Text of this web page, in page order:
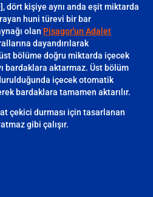
dört kişiye aynı anda eşit miktarda
huni türevi bir bar
olan Pisagor'un Adalet
dayandırılarak
bölüme doğru miktarda içecek
bardaklara aktarmaz. Üst bölüm
içecek otomatik
bardaklara tamamen aktarılır.
çekici durması için tasarlanan
gibi çalışır.